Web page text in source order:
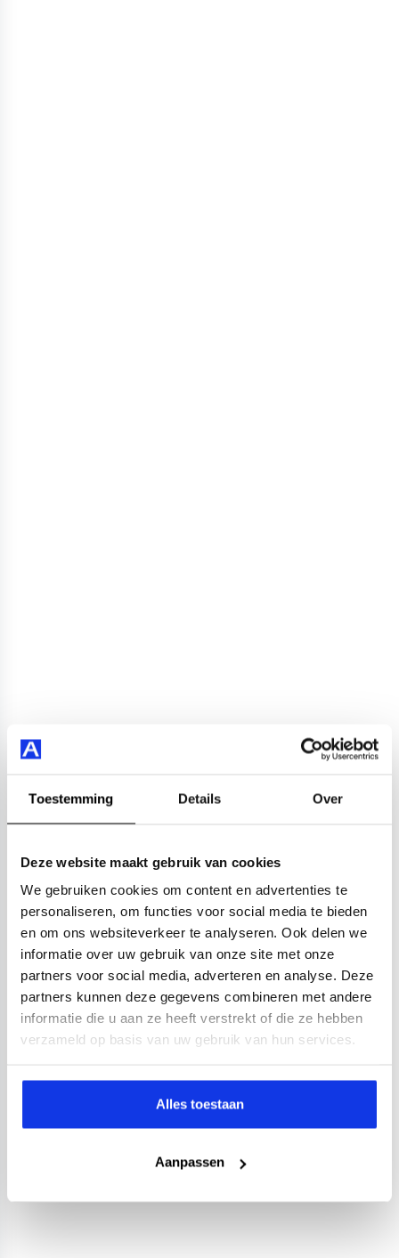
Toestemming Details Over
Deze website maakt gebruik van cookies
We gebruiken cookies om content en advertenties te
personaliseren, om functies voor social media te bieden
en om ons websiteverkeer te analyseren. Ook delen we
informatie over uw gebruik van onze site met onze
partners voor social media, adverteren en analyse. Deze
partners kunnen deze gegevens combineren met andere
informatie die u aan ze heeft verstrekt of die ze hebben
verzameld op basis van uw gebruik van hun services.
Alles toestaan
Aanpassen